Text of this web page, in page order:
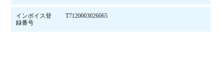
インボイス登
録番号
T7120003026065